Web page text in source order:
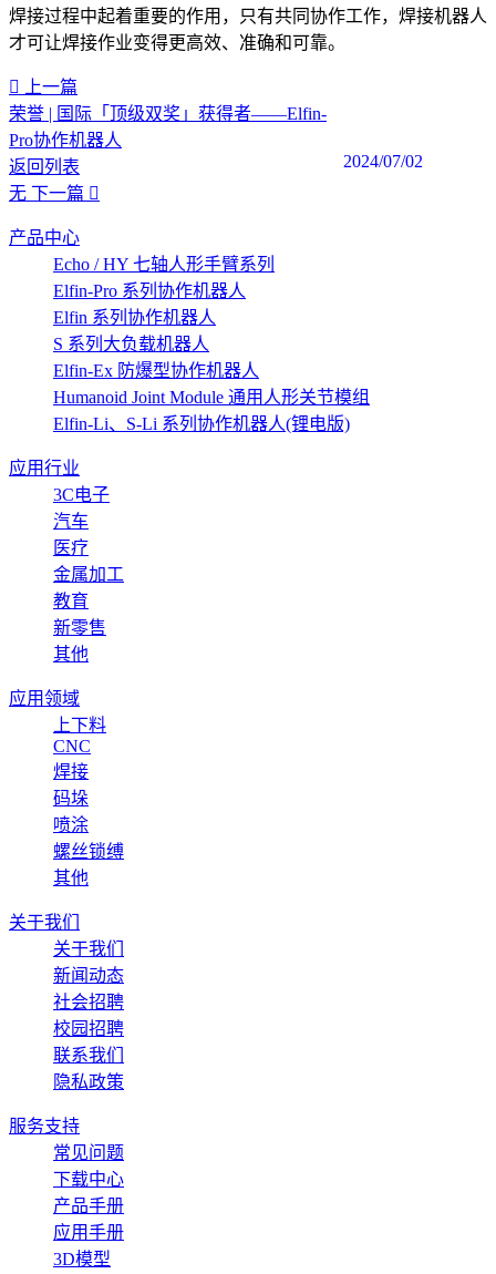
焊接过程中起着重要的作用，只有共同协作工作，焊接机器人
才可让焊接作业变得更高效、准确和可靠。
上一篇
荣誉 | 国际「顶级双奖」获得者——Elfin-
Pro协作机器人
2024/07/02
返回列表
无 下一篇
产品中心
Echo / HY 七轴人形手臂系列
Elfin-Pro 系列协作机器人
Elfin 系列协作机器人
S 系列大负载机器人
Elfin-Ex 防爆型协作机器人
Humanoid Joint Module 通用人形关节模组
Elfin-Li、S-Li 系列协作机器人(锂电版)
应用行业
3C电子
汽车
医疗
金属加工
教育
新零售
其他
应用领域
上下料
CNC
焊接
码垛
喷涂
螺丝锁缚
其他
关于我们
关于我们
新闻动态
社会招聘
校园招聘
联系我们
隐私政策
服务支持
常见问题
下载中心
产品手册
应用手册
3D模型